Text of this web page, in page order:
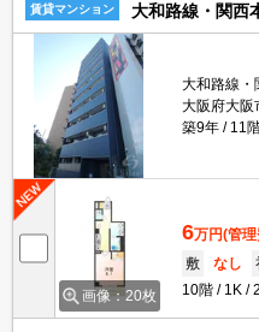
賃貸マンション 大和路線・関西
大和路線・
大阪府大阪
築9年
11
画像：20枚
6万円(管
敷
なし
10階
1K